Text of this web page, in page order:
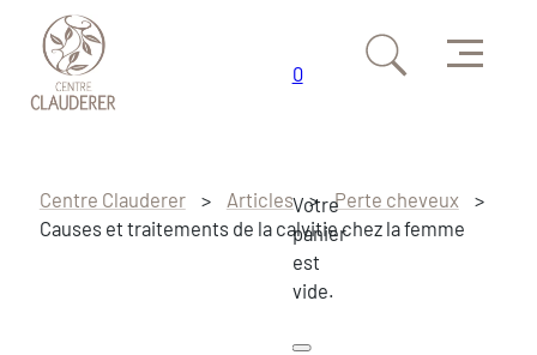
Passer au contenu principal
Passer au pied de page
Menu
0
Votre
panier
est
vide.
Centre Clauderer > Articles > Perte cheveux
>
Causes et traitements de la calvitie chez la femme